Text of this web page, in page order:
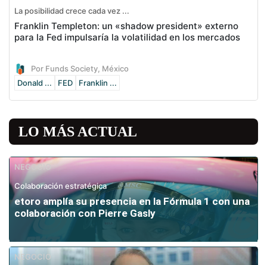
La posibilidad crece cada vez ...
Franklin Templeton: un «shadow president» externo
para la Fed impulsaría la volatilidad en los mercados
Por Funds Society, México
Donald ...
FED Franklin ...
LO MÁS ACTUAL
NEGOCIO
Colaboración estratégica
etoro amplía su presencia en la Fórmula 1 con una
colaboración con Pierre Gasly
NEGOCIO